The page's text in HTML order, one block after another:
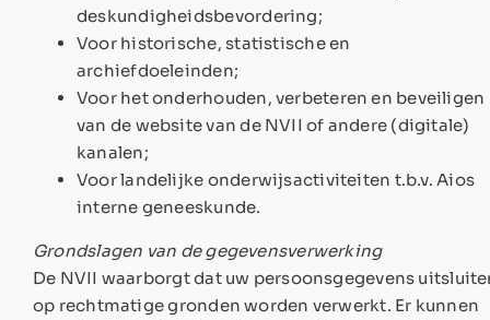
deskundigheidsbevordering;
Voor historische, statistische en
archiefdoeleinden;
Voor het onderhouden, verbeteren en beveiligen
van de website van de NVII of andere (digitale)
kanalen;
Voor landelijke onderwijsactiviteiten t.b.v. Aios
interne geneeskunde.
Grondslagen van de gegevensverwerking
De NVII waarborgt dat uw persoonsgegevens
op rechtmatige gronden worden verwerkt. Er kunnen